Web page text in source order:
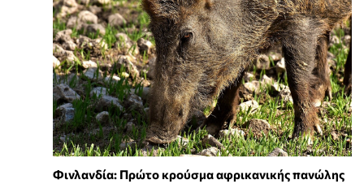
Φινλανδία: Πρώτο κρούσμα αφρικανικής πανώλης